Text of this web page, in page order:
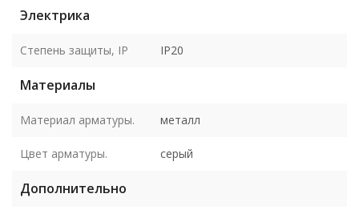
Электрика
Степень защиты, IP IP20
Материалы
Материал арматуры. металл
Цвет арматуры. серый
Дополнительно